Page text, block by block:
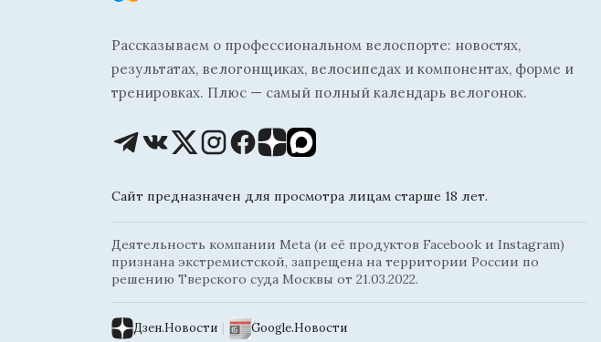
Рассказываем о профессиональном велоспорте: новостях,
результатах, велогонщиках, велосипедах и компонентах, форме и
тренировках. Плюс — самый полный календарь велогонок.
Сайт предназначен для просмотра лицам старше 18 лет.
Деятельность компании Meta (и её продуктов Facebook и Instagram)
признана экстремистской, запрещена на территории России по
решению Тверского суда Москвы от 21.03.2022.
Дзен.Новости | Google.Новости